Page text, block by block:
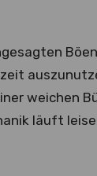
weichen
läuft